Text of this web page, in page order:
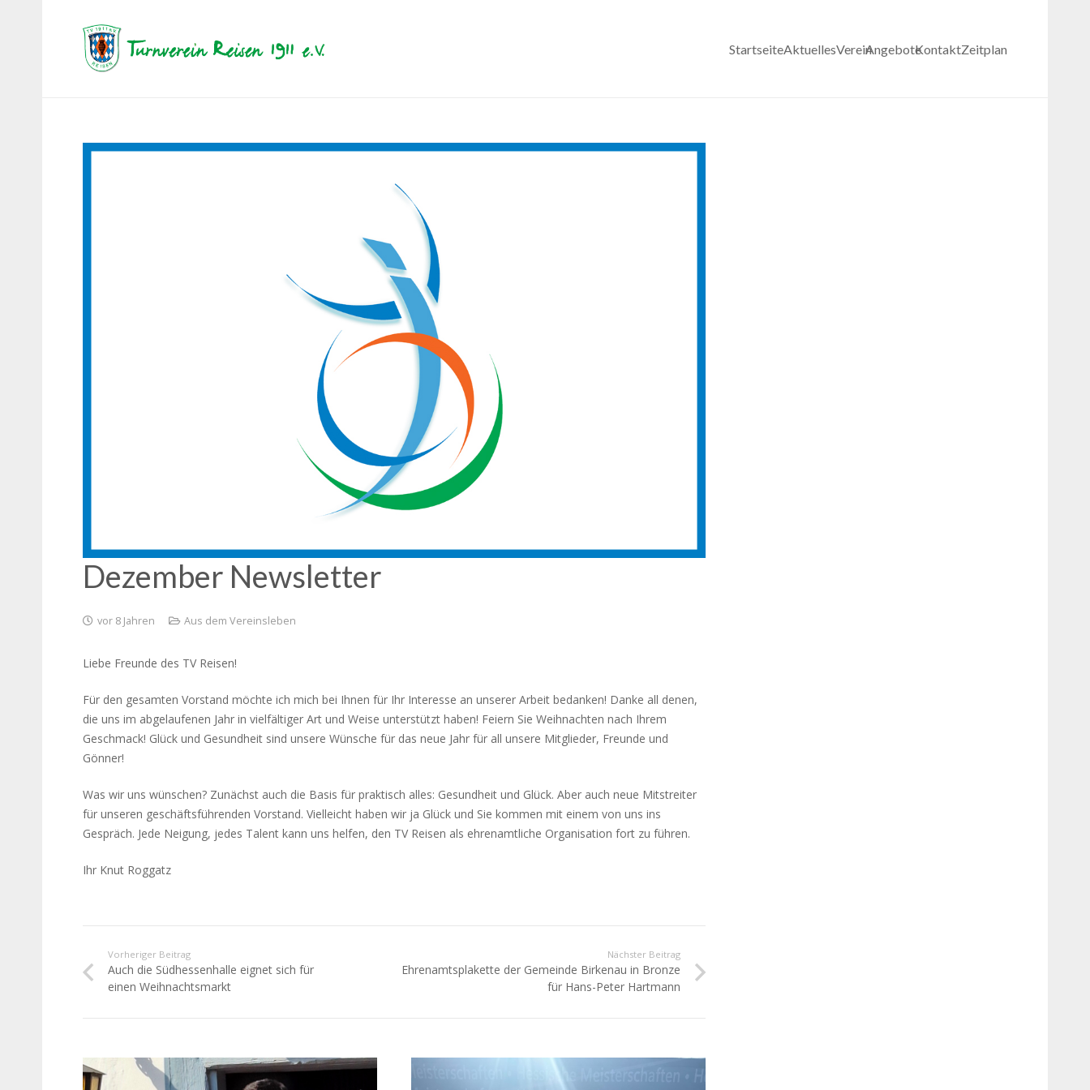
StartseiteAktuellesVereinAngeboteKontaktZeitplan
Dezember Newsletter
vor 8 Jahren Aus dem Vereinsleben
Liebe Freunde des TV Reisen!
Für den gesamten Vorstand möchte ich mich bei Ihnen für Ihr Interesse an unserer Arbeit bedanken! Danke all denen,
die uns im abgelaufenen Jahr in vielfältiger Art und Weise unterstützt haben! Feiern Sie Weihnachten nach Ihrem
Geschmack! Glück und Gesundheit sind unsere Wünsche für das neue Jahr für all unsere Mitglieder, Freunde und
Gönner!
Was wir uns wünschen? Zunächst auch die Basis für praktisch alles: Gesundheit und Glück. Aber auch neue Mitstreiter
für unseren geschäftsführenden Vorstand. Vielleicht haben wir ja Glück und Sie kommen mit einem von uns ins
Gespräch. Jede Neigung, jedes Talent kann uns helfen, den TV Reisen als ehrenamtliche Organisation fort zu führen.
Ihr Knut Roggatz
Vorheriger Beitrag
Auch die Südhessenhalle eignet sich für
einen Weihnachtsmarkt
Nächster Beitrag
Ehrenamtsplakette der Gemeinde Birkenau in Bronze
für Hans-Peter Hartmann